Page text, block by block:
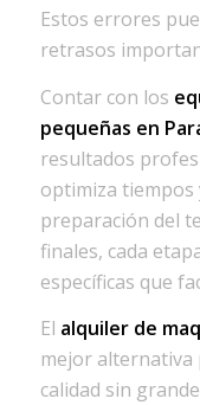
Estos errores
retrasos
Contar con los
pequeñas en
resultados
optimiza tiempos
preparación del
finales, cada
específicas que
El alquiler de
mejor alternativa
calidad sin